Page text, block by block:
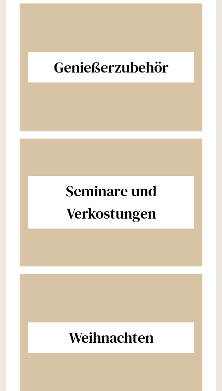
Genießerzubehör
Seminare und
Verkostungen
Weihnachten